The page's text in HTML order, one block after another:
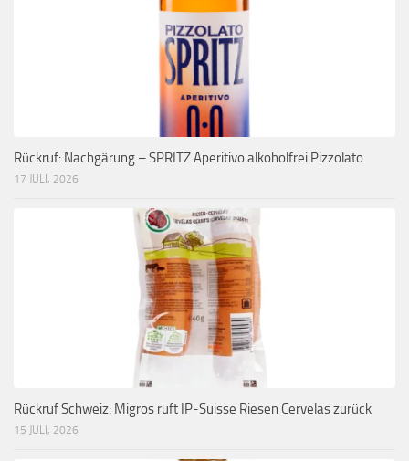
Rückruf: Nachgärung – SPRITZ Aperitivo alkoholfrei Pizzolato
17 JULI, 2026
Rückruf Schweiz: Migros ruft IP-Suisse Riesen Cervelas zurück
15 JULI, 2026